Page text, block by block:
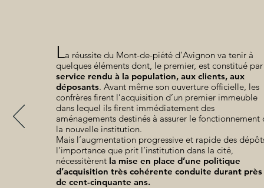
La réussite du Mont-de-piété d’Avignon va tenir à
quelques éléments dont, le premier, est constitué
service rendu à la population, aux clients, aux
déposants. Avant même son ouverture officielle, les
confrères firent l’acquisition d’un premier immeuble
dans lequel ils firent immédiatement des
aménagements destinés à assurer le fonctionnement
la nouvelle institution.
Mais l’augmentation progressive et rapide des
l’importance que prit l’institution dans la cité,
nécessitèrent la mise en place d’une politique
d’acquisition très cohérente conduite durant près
de cent-cinquante ans.